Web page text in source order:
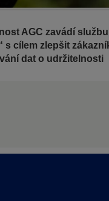
AGC zavádí službu
s cílem zlepšit
dat o udržitelnosti